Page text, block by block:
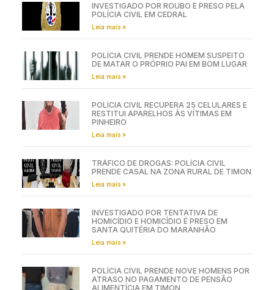
INVESTIGADO POR ROUBO É PRESO PELA
POLÍCIA CIVIL EM CEDRAL
Leia mais »
POLÍCIA CIVIL PRENDE HOMEM SUSPEITO
DE MATAR O PRÓPRIO PAI EM BOM LUGAR
Leia mais »
POLÍCIA CIVIL RECUPERA 25 CELULARES E
RESTITUI APARELHOS ÀS VÍTIMAS EM
PINHEIRO
Leia mais »
TRÁFICO DE DROGAS: POLÍCIA CIVIL
PRENDE CASAL NA ZONA RURAL DE TIMON
Leia mais »
INVESTIGADO POR TENTATIVA DE
HOMICÍDIO E HOMICÍDIO É PRESO EM
SANTA QUITÉRIA DO MARANHÃO
Leia mais »
POLÍCIA CIVIL PRENDE NOVE HOMENS POR
ATRASO NO PAGAMENTO DE PENSÃO
ALIMENTÍCIA EM TIMON